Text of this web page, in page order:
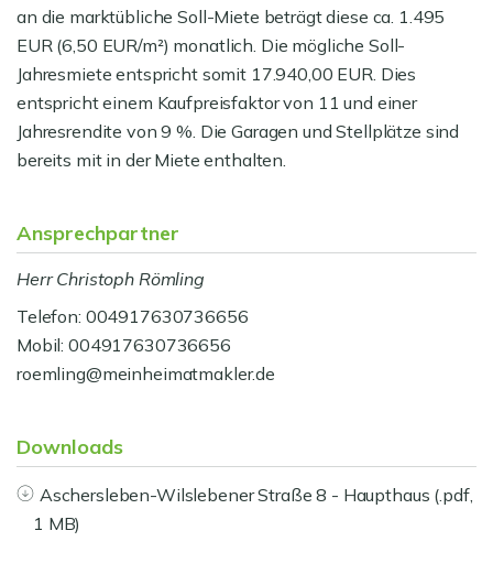
an die marktübliche Soll-Miete beträgt diese ca. 1.495
EUR (6,50 EUR/m²) monatlich. Die mögliche Soll-
Jahresmiete entspricht somit 17.940,00 EUR. Dies
entspricht einem Kaufpreisfaktor von 11 und einer
Jahresrendite von 9 %. Die Garagen und Stellplätze sind
bereits mit in der Miete enthalten.
Ansprechpartner
Herr Christoph Römling
Telefon: 004917630736656
Mobil: 004917630736656
roemling@meinheimatmakler.de
Downloads
Aschersleben-Wilslebener Straße 8 - Haupthaus (.pdf,
1 MB)